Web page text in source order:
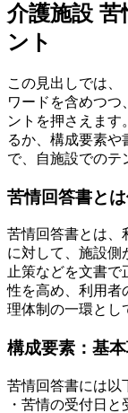
介護施設 苦
ント
この見出しでは、
ワードを含めつつ
ントを押さえます
るか、構成要素や
で、自施設でのテ
苦情回答書と
苦情回答書とは、
に対して、施設側
止策などを文書で
性を高め、利用者
理体制の一環とし
構成要素：基
苦情回答書には以
・苦情の受付日と